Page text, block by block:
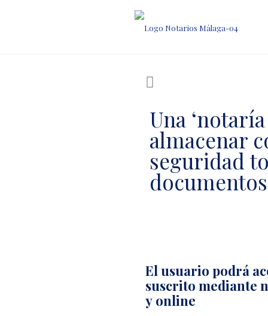
Una
almacenar
seguridad
documentos
El usuario podrá
suscrito mediante
y online